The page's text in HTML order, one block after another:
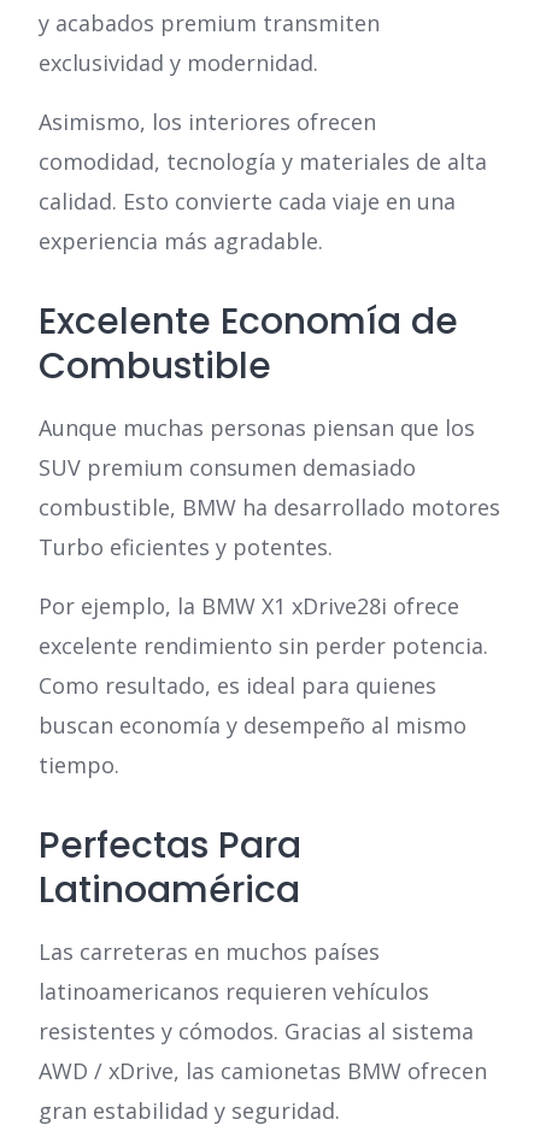
y acabados premium transmiten
exclusividad y modernidad.
Asimismo, los interiores ofrecen
comodidad, tecnología y materiales de alta
calidad. Esto convierte cada viaje en una
experiencia más agradable.
Excelente Economía de
Combustible
Aunque muchas personas piensan que los
SUV premium consumen demasiado
combustible, BMW ha desarrollado motores
Turbo eficientes y potentes.
Por ejemplo, la BMW X1 xDrive28i ofrece
excelente rendimiento sin perder potencia.
Como resultado, es ideal para quienes
buscan economía y desempeño al mismo
tiempo.
Perfectas Para
Latinoamérica
Las carreteras en muchos países
latinoamericanos requieren vehículos
resistentes y cómodos. Gracias al sistema
AWD / xDrive, las camionetas BMW ofrecen
gran estabilidad y seguridad.